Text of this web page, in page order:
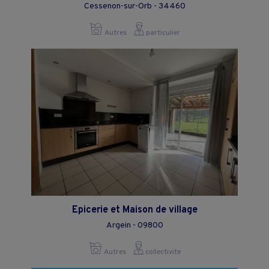
Cessenon-sur-Orb - 34460
Autres particulier
Epicerie et Maison de village
Argein - 09800
Autres collectivite